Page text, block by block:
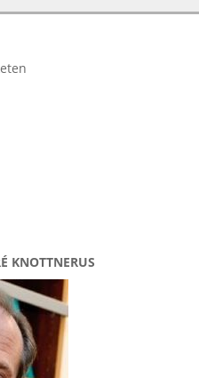
KNOTTNERUS